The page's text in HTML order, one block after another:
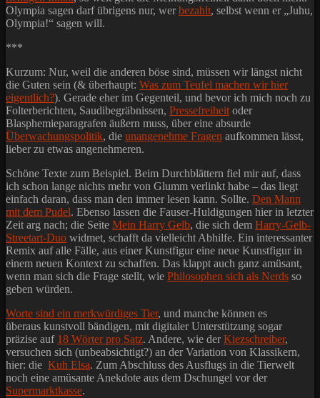
Olympia sagen darf übrigens nur, werbezahlt, selbst wenn er „Juhu,
Olympia!“ sagen will.
***
Kurzum: Nur, weil die anderen böse sind, müssen wir längst nicht
die Guten sein (& überhaupt: Was zum Teufel machen wir hier
eigentlich?). Gerade eher im Gegenteil, und bevor ich mich noch zu
Folterberichten, Saudibegräbnissen, Pressefreiheitoder
Blasphemieparagrafen äußern muss, über eine absurde
Überwachungspolitik, die unangenehme Fragen aufkommen lässt,
lieber zu etwas angenehmeren.
Schöne Texte zum Beispiel. Beim Durchblättern fiel mir auf, dass
ich schon lange nichts mehr von Glumm verlinkt habe – das liegt
einfach daran, dass man den immer lesen kann. Sollte. Den Mann
mit dem Pudel. Ebenso lassen die Fauser-Huldigungen hier in letzter
Zeit arg nach; die Seite Mein Harry Gelb, die sich dem Harry-Gelb-
Streetart-Duo widmet, schafft da vielleicht Abhilfe. Ein interessanter
Remix auf alle Fälle, aus einer Kunstfigur eine neue Kunstfigur in
einem neuen Kontext zu schaffen. Das klappt auch ganz amüsant,
wenn man sich die Frage stellt, wie Philosophen sich als Nerds so
geben würden.
Worte sind ein merkwürdiges Tier, und manche können es
überaus kunstvoll bändigen, mit digitaler Unterstützung sogar
präzise auf 18 Wörter pro Satz. Andere, wie derKiezschreiber,
versuchen sich (unbeabsichtigt?) an der Variation von Klassikern,
hier: die Kuh Elsa. Zum Abschluss des Ausflugs in die Tierwelt
noch eine amüsante Anekdote aus dem Dschungel vor der
Supermarktkasse.